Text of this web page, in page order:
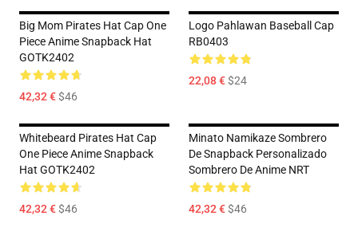
Big Mom Pirates Hat Cap One
Piece Anime Snapback Hat
GOTK2402
42,32 €$46
Logo Pahlawan Baseball Cap
RB0403
22,08 €$24
Whitebeard Pirates Hat Cap
One Piece Anime Snapback
Hat GOTK2402
42,32 €$46
Minato Namikaze Sombrero
De Snapback Personalizado
Sombrero De Anime NRT
42,32 €$46